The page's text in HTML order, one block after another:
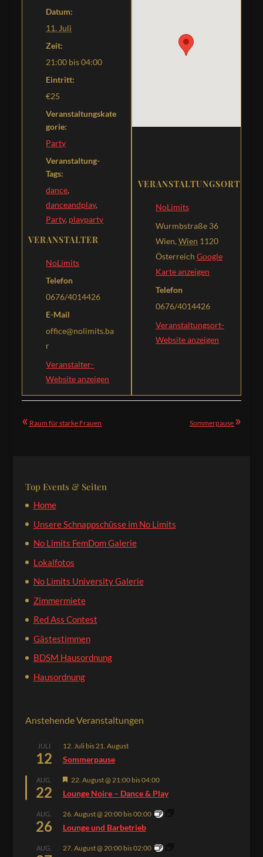
Datum:
11. Juli
Zeit:
21:00 bis 04:00
Eintritt:
€25
Veranstaltungskate
gorie:
Party
Veranstaltung-
Tags:
dance,
danceandplay,
Party, playparty
VERANSTALTER
NoLimits
Telefon
0676/4014426
E-Mail
office@nolimits.ba
r
Veranstalter-
Website anzeigen
VERANSTALTUNGSORT
NoLimits
Wurmbstraße 36
Wien, Wien 1120
Österreich Google
Karte anzeigen
Telefon
0676/4014426
Veranstaltungsort-
Website anzeigen
« Raum für starke Frauen Sommerpause »
Top Events & Seiten
Home
Unsere Schnappschüsse im No Limits
No Limits FemDom Galerie
Lokalfotos
No Limits University Galerie
Zimmermiete
Red Ass Contest
Gästestimmen
BDSM Hausordnung
Hausordnung
Anstehende Veranstaltungen
JULI
12
12. Julibis 21. August
Sommerpause
AUG.
22
Hervorgehoben
22. August @ 21:00bis04:00
Lounge Noire – Dance & Play
AUG.
26
26. August @ 20:00bis00:00
Lounge und Barbetrieb
AUG. 27. August @ 20:00bis02:00